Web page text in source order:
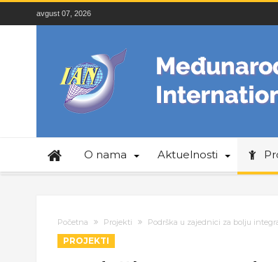
avgust 07, 2026
O nama Aktuelnosti
Početna Projekti Podrška u zajednici za bolju
PROJEKTI